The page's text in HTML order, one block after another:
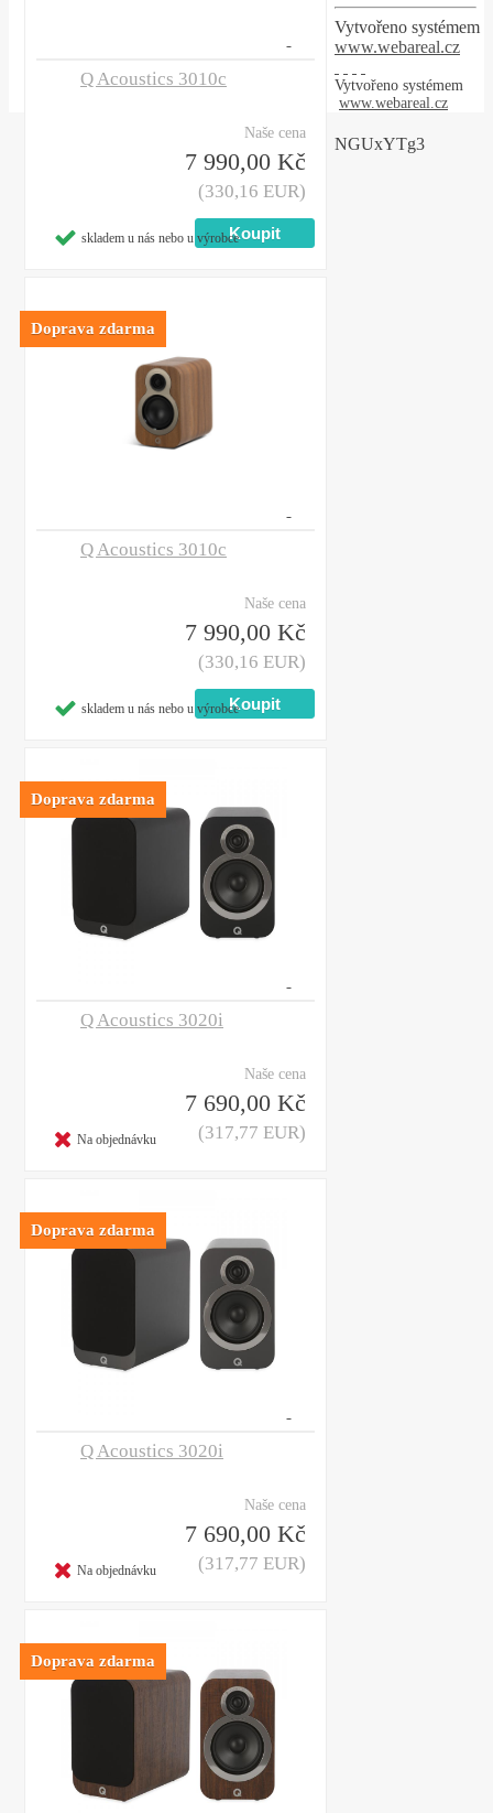
Q Acoustics 3010c
Naše cena
7 990,00 Kč
(330,16 EUR)
skladem u nás nebo u výrobce
Q Acoustics 3010c
Naše cena
7 990,00 Kč
(330,16 EUR)
skladem u nás nebo u výrobce
Doprava zdarma
Q Acoustics 3020i
Naše cena
7 690,00 Kč
(317,77 EUR)
Na objednávku
Doprava zdarma
Q Acoustics 3020i
Naše cena
7 690,00 Kč
(317,77 EUR)
Na objednávku
Doprava zdarma
Doprava zdarma
Vytvořeno systémem
www.webareal.cz
Vytvořeno systémem
www.webareal.cz
NGUxYTg3